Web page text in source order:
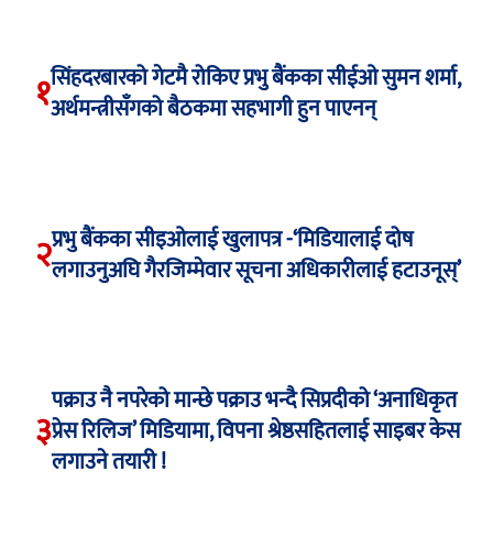
१सिंहदरबारको गेटमै रोकिए प्रभु बैंकका सीईओ सुमन शर्मा,
अर्थमन्त्रीसँगको बैठकमा सहभागी हुन पाएनन्
२प्रभु बैंकका सीइओलाई खुलापत्र -‘मिडियालाई दोष
लगाउनुअघि गैरजिम्मेवार सूचना अधिकारीलाई हटाउनूस्’
३
पक्राउ नै नपरेको मान्छे पक्राउ भन्दै सिप्रदीको ‘अनाधिकृत
प्रेस रिलिज’ मिडियामा, विपना श्रेष्ठसहितलाई साइबर केस
लगाउने तयारी !